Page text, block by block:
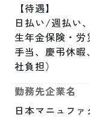
【待遇】
日払い/週払い
生年金保険・
手当、慶弔休
社負担）
勤務先企業名
日本マニュフ